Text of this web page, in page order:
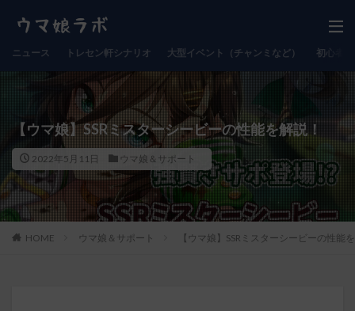
ニュース トレセン軒シナリオ 大型イベント（チャンミなど） 初心者
【ウマ娘】SSRミスターシービーの性能を解説！
2022年5月11日 ウマ娘＆サポート
HOME ウマ娘＆サポート 【ウマ娘】SSRミスターシービーの性能